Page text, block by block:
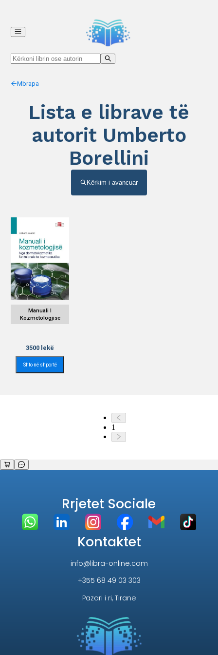
Mbrapa
Lista e librave të
autorit Umberto
Borellini
Kërkim i avancuar
Manuali I
Kozmetologjise
3500 lekë
Shto në shportë
1
Rrjetet Sociale
Kontaktet
info@libra-online.com
+355 68 49 03 303
Pazari i ri, Tirane